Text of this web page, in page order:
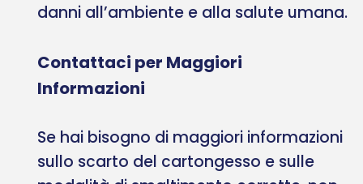
danni all’ambiente e alla salute umana.
Contattaci per Maggiori
Informazioni
Se hai bisogno di maggiori informazioni
sullo scarto del cartongesso e sulle